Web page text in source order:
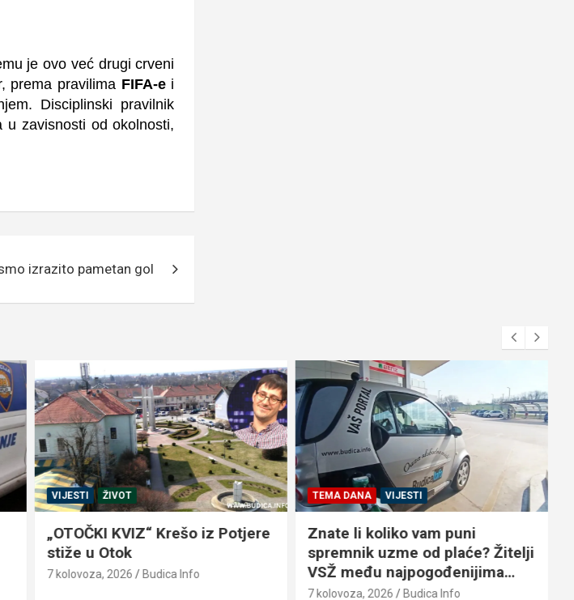
je ovo već drugi crveni
prema pravilima FIFA-ei
Disciplinski pravilnik
zavisnosti od okolnosti,
izrazito pametan gol
VIJESTI ŽIVOT
„OTOČKI KVIZ“ Krešo iz Potjere
stiže u Otok
7 kolovoza, 2026 Budica Info
TEMA DANA VIJESTI
Znate li koliko vam puni
spremnik uzme od plaće? Žitelji
VSŽ među najpogođenijima…
7 kolovoza, 2026 Budica Info